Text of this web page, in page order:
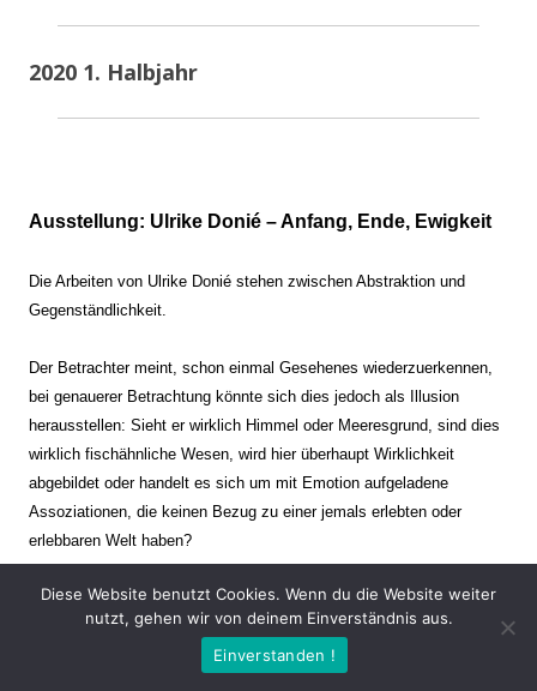
2020 1. Halbjahr
Ausstellung: Ulrike Donié – Anfang, Ende, Ewigkeit
Die Arbeiten von Ulrike Donié stehen zwischen Abstraktion und
Gegenständlichkeit.
Der Betrachter meint, schon einmal Gesehenes wiederzuerkennen,
bei genauerer Betrachtung könnte sich dies jedoch als Illusion
herausstellen: Sieht er wirklich Himmel oder Meeresgrund, sind dies
wirklich fischähnliche Wesen, wird hier überhaupt Wirklichkeit
abgebildet oder handelt es sich um mit Emotion aufgeladene
Assoziationen, die keinen Bezug zu einer jemals erlebten oder
erlebbaren Welt haben?
Verharren und Dynamik stehen sich dabei gegenüber. Zeit steht still
oder verrinnt im Nu. Es soll dabei eine Spannung, auch farblich, bis
zur Schmerzgrenze erzeugt werden. Die Arbeiten stellen ambivalente
Diese Website benutzt Cookies. Wenn du die Website weiter
nutzt, gehen wir von deinem Einverständnis aus.
Einverstanden !